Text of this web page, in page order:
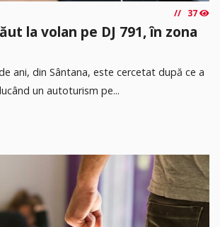
37
la volan pe DJ 791, în zona
ani, din Sântana, este cercetat după ce a
un autoturism pe...